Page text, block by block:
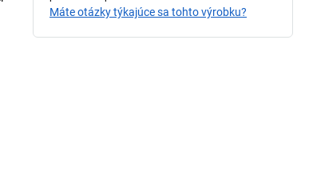
Máte otázky týkajúce sa tohto výrobku?